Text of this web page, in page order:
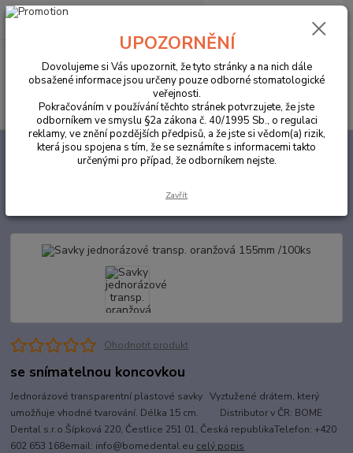
Menu
Hledat
0,00 Kč
ORDINACE Savky jednorázové transp. oranžová 155mm /100ks
oranžová 155mm /100ks
Ohodnotit produkt
se snímatelnou koncovkou
Jednorázové transparentní plastové savky Vyztužené drátem, který
umožňuje vhodné tvarování. Délka 15 cm. Distributor v ČR: BOME
Dental s.r.o.Šípková 220, Čestlice 251 01, Česká republikaTelefon: +420
602 653 168email: info@bomedental.eu celý popis
UPOZORNĚNÍ
Dovolujeme si Vás upozornit, že tyto stránky a na nich dále
obsažené informace jsou určeny pouze odborné stomatologické
veřejnosti.
Pokračováním v používání těchto stránek potvrzujete, že jste
odborníkem ve smyslu §2a zákona č. 40/1995 Sb., o regulaci
reklamy, ve znění pozdějších předpisů, a že jste si vědom(a) rizik,
která jsou spojena s tím, že se seznámíte s informacemi takto
určenými pro případ, že odborníkem nejste.
Zavřít